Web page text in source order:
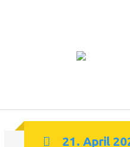
21. April